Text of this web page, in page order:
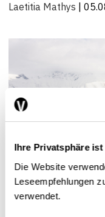
Ihre Privatsphäre
Die Website
Leseempfehlungen
verwendet.
Laetitia Mathys |